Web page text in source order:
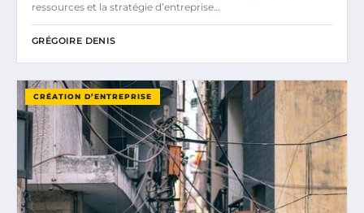
ressources et la stratégie d’entreprise…
GRÉGOIRE DENIS
CRÉATION D’ENTREPRISE